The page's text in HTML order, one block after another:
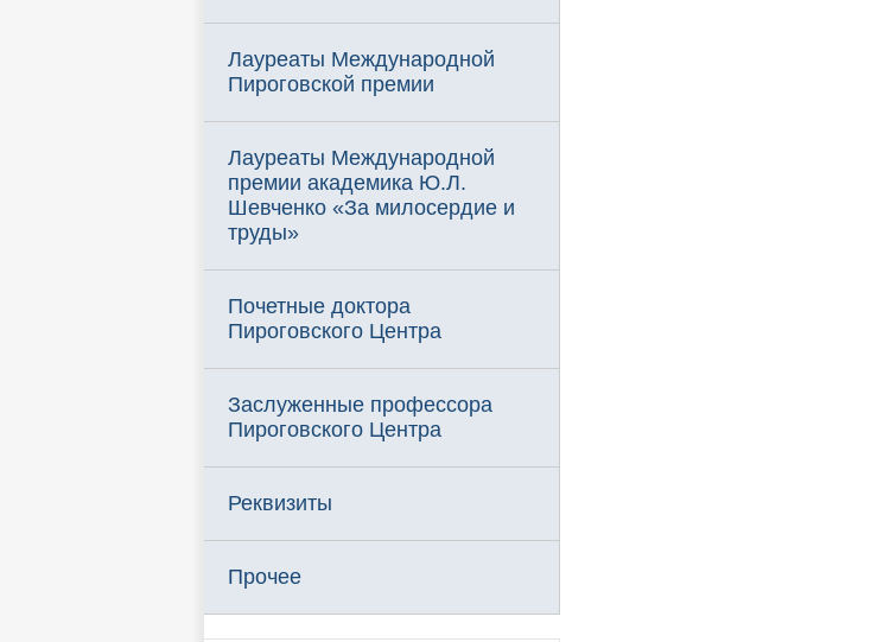
Лауреаты Международной
Пироговской премии
Лауреаты Международной
премии академика Ю.Л.
Шевченко «За милосердие и
труды»
Почетные доктора
Пироговского Центра
Заслуженные профессора
Пироговского Центра
Реквизиты
Прочее